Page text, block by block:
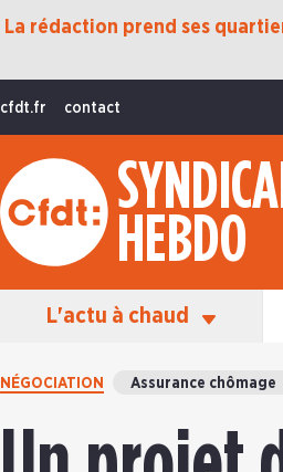
La rédaction prend ses
cfdt.fr contact
HEBDO
L'actu à chaud
Protection Sociale
International
La Vie De La CFDT
Les Équipes En Action
NÉGOCIATION Assurance chômage